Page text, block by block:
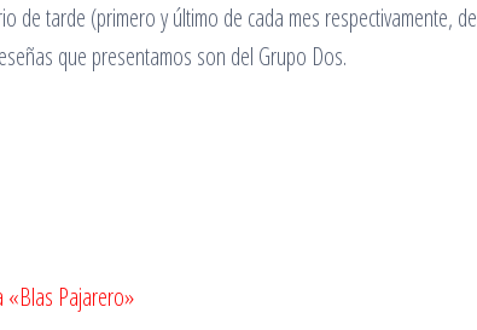
de tarde (primero y último de cada mes respectivamente, de
que presentamos son del Grupo Dos.
«Blas Pajarero»